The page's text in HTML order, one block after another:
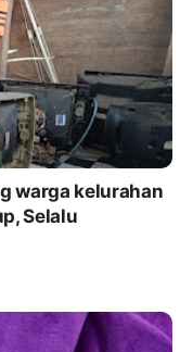
warga kelurahan
Selalu